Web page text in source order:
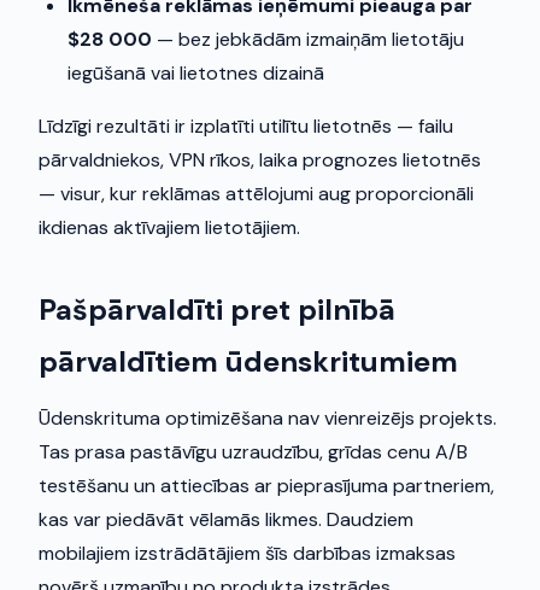
Ikmēneša reklāmas ieņēmumi pieauga par
$28 000 — bez jebkādām izmaiņām lietotāju
iegūšanā vai lietotnes dizainā
Līdzīgi rezultāti ir izplatīti utilītu lietotnēs — failu
pārvaldniekos, VPN rīkos, laika prognozes lietotnēs
— visur, kur reklāmas attēlojumi aug proporcionāli
ikdienas aktīvajiem lietotājiem.
Pašpārvaldīti pret pilnībā
pārvaldītiem ūdenskritumiem
Ūdenskrituma optimizēšana nav vienreizējs projekts.
Tas prasa pastāvīgu uzraudzību, grīdas cenu A/B
testēšanu un attiecības ar pieprasījuma partneriem,
kas var piedāvāt vēlamās likmes. Daudziem
mobilajiem izstrādātājiem šīs darbības izmaksas